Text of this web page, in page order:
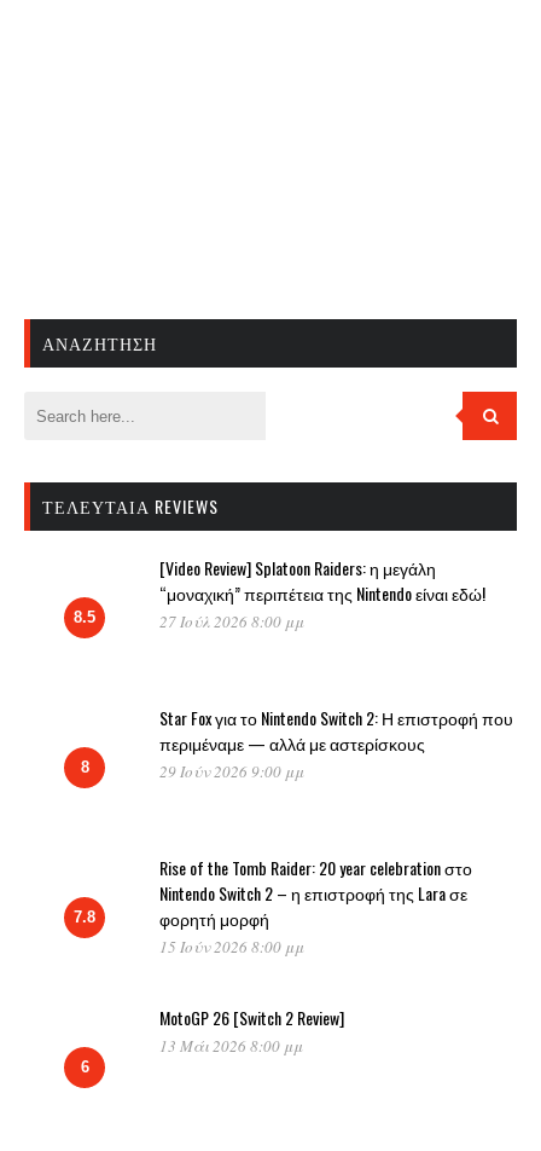
ΑΝΑΖΉΤΗΣΗ
ΤΕΛΕΥΤΑΊΑ REVIEWS
8.5
[Video Review] Splatoon Raiders: η μεγάλη
“μοναχική” περιπέτεια της Nintendo είναι εδώ!
27 Ιούλ 2026 8:00 μμ
8
Star Fox για το Nintendo Switch 2: Η επιστροφή που
περιμέναμε — αλλά με αστερίσκους
29 Ιούν 2026 9:00 μμ
7.8
Rise of the Tomb Raider: 20 year celebration στο
Nintendo Switch 2 – η επιστροφή της Lara σε
φορητή μορφή
15 Ιούν 2026 8:00 μμ
6
MotoGP 26 [Switch 2 Review]
13 Μάι 2026 8:00 μμ